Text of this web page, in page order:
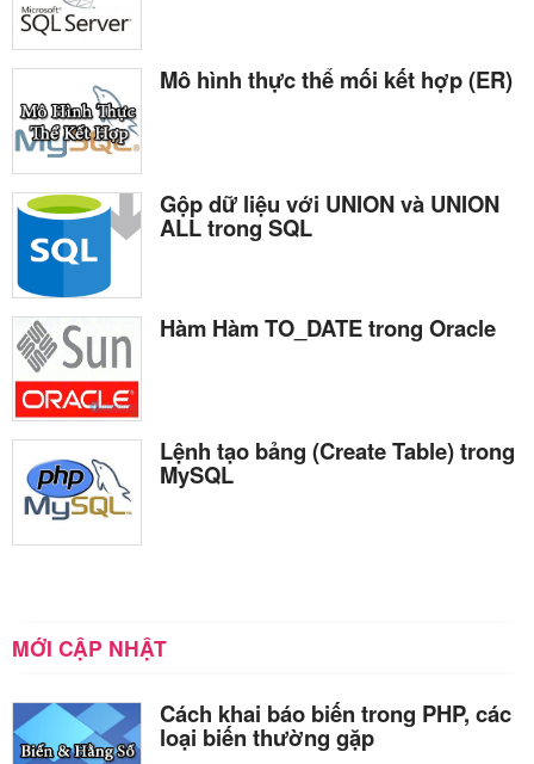
Mô hình thực thể mối kết hợp (ER)
Gộp dữ liệu với UNION và UNION
ALL trong SQL
Hàm Hàm TO_DATE trong Oracle
Lệnh tạo bảng (Create Table) trong
MySQL
MỚI CẬP NHẬT
Cách khai báo biến trong PHP, các
loại biến thường gặp